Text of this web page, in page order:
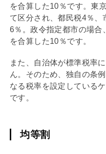
を合算した10％です。東
て区分され、都民税4％、
6％。政令指定都市の場合
を合算した10％です。
また、自治体が標準税率
ん。そのため、独自の条
なる税率を設定している
です。
均等割